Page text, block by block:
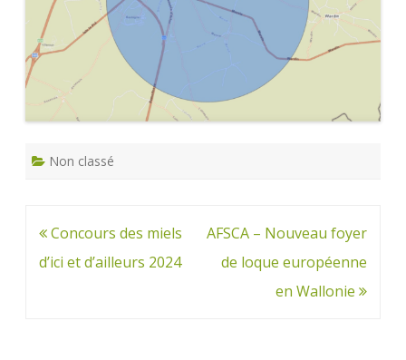
Non classé
Navigation
de
Concours des miels
d’ici et d’ailleurs 2024
AFSCA – Nouveau foyer
de loque européenne
en Wallonie